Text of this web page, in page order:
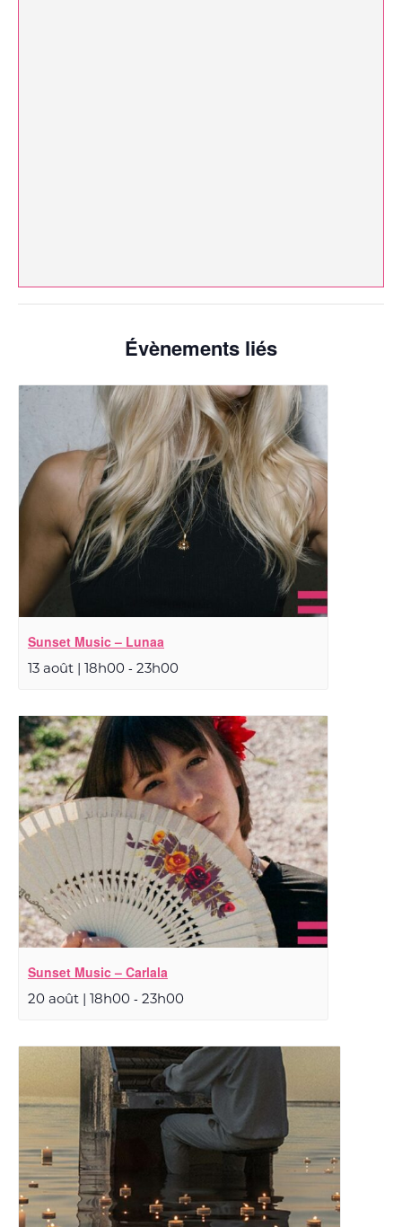
Évènements liés
Sunset Music – Lunaa
13 août | 18h00 - 23h00
Sunset Music – Carlala
20 août | 18h00 - 23h00